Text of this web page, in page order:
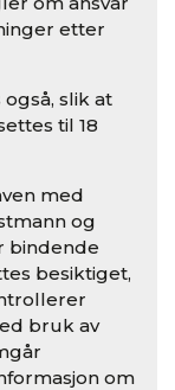
etter
også, slik at
til 18
med
og
bindende
besiktiget,
bruk av
om